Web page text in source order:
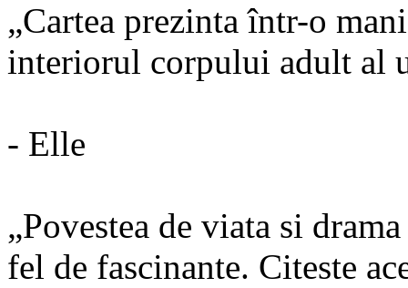
„Cartea prezinta într-o
interiorul corpului adult al
- Elle
„Povestea de viata si
fel de fascinante. Citeste